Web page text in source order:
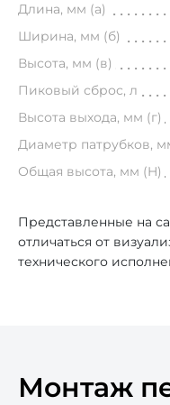
Длина, мм (а)
Ширина, мм (б)
Высота, мм (в)
Пиковый сброс, л
Высота выхода, мм (г)
Диаметр патрубков,
Общая высота, мм (H)
Представленные на
отличаться от
технического
Монтаж